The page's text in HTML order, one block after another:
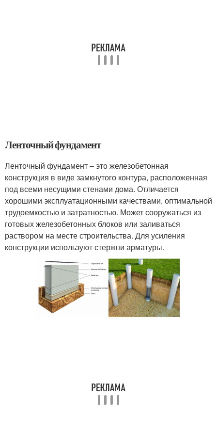
Ленточный фундамент
Ленточный фундамент – это железобетонная
конструкция в виде замкнутого контура, расположенная
под всеми несущими стенами дома. Отличается
хорошими эксплуатационными качествами, оптимальной
трудоемкостью и затратностью. Может сооружаться из
готовых железобетонных блоков или заливаться
раствором на месте строительства. Для усиления
конструкции используют стержни арматуры.